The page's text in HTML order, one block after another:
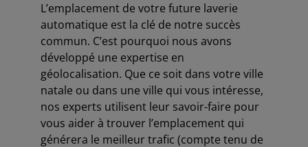
L’emplacement de votre future laverie
automatique est la clé de notre succès
commun. C’est pourquoi nous avons
développé une expertise en
géolocalisation. Que ce soit dans votre ville
natale ou dans une ville qui vous intéresse,
nos experts utilisent leur savoir-faire pour
vous aider à trouver l’emplacement qui
générera le meilleur trafic (compte tenu de